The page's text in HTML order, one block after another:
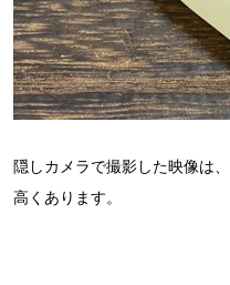
隠しカメラで撮影した映像は
高くあります。